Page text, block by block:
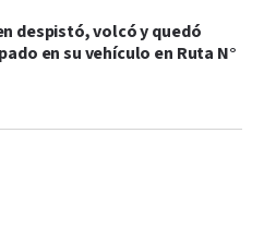
despistó, volcó y quedó
en su vehículo en Ruta N°